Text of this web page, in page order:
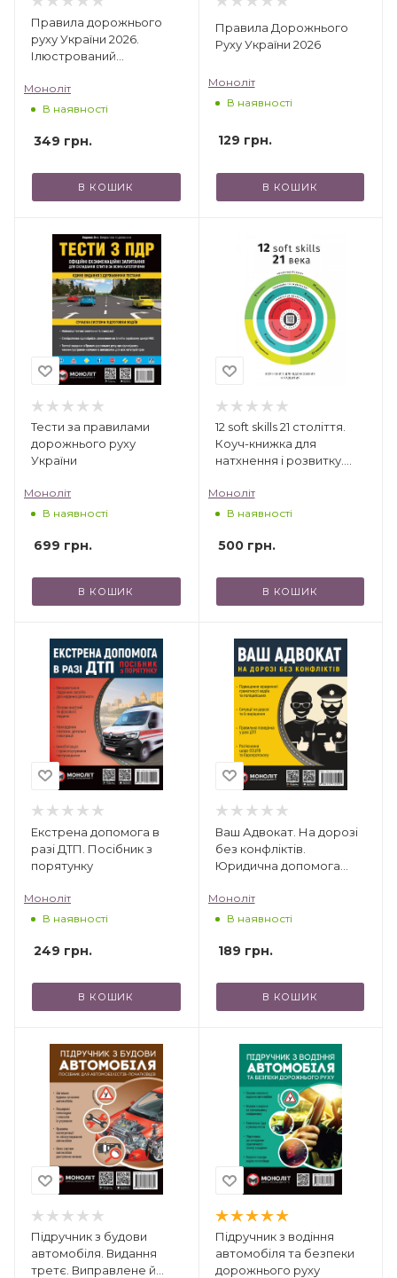
Правила дорожнього
руху України 2026.
Ілюстрований
Моноліт
В наявності
349 грн.
В КОШИК
Правила Дорожнього
Руху України 2026
Моноліт
В наявності
129 грн.
В КОШИК
Тести за правилами
дорожнього руху
України
Моноліт
В наявності
699 грн.
В КОШИК
12 soft skills 21 століття.
Коуч-книжка для
натхнення і розвитку.
аудіокнижка
Моноліт
В наявності
500грн.
В КОШИК
Екстрена допомога в
разі ДТП. Посібник з
порятунку
Моноліт
В наявності
249 грн.
В КОШИК
Ваш Адвокат. На дорозі
без конфліктів.
Юридична допомога
Моноліт
В наявності
189 грн.
В КОШИК
Підручник з будови
автомобіля. Видання
третє. Виправлене й
Підручник з водіння
автомобіля та безпеки
дорожнього руху